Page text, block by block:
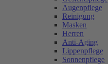
Augenpflege
Reinigung
Masken
Herren
Anti-Aging
Lippenpflege
Sonnenpflege